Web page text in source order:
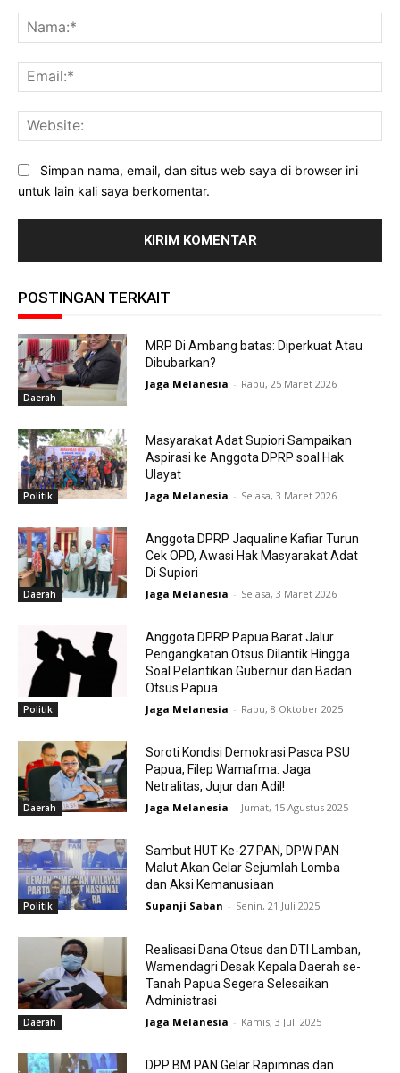
Simpan nama, email, dan situs web saya di browser ini
untuk lain kali saya berkomentar.
POSTINGAN TERKAIT
Daerah
MRP Di Ambang batas: Diperkuat Atau
Dibubarkan?
Jaga Melanesia - Rabu, 25 Maret 2026
Politik
Masyarakat Adat Supiori Sampaikan
Aspirasi ke Anggota DPRP soal Hak
Ulayat
Jaga Melanesia - Selasa, 3 Maret 2026
Daerah
Anggota DPRP Jaqualine Kafiar Turun
Cek OPD, Awasi Hak Masyarakat Adat
Di Supiori
Jaga Melanesia - Selasa, 3 Maret 2026
Politik
Anggota DPRP Papua Barat Jalur
Pengangkatan Otsus Dilantik Hingga
Soal Pelantikan Gubernur dan Badan
Otsus Papua
Jaga Melanesia - Rabu, 8 Oktober 2025
Daerah
Soroti Kondisi Demokrasi Pasca PSU
Papua, Filep Wamafma: Jaga
Netralitas, Jujur dan Adil!
Jaga Melanesia - Jumat, 15 Agustus 2025
Politik
Sambut HUT Ke-27 PAN, DPW PAN
Malut Akan Gelar Sejumlah Lomba
dan Aksi Kemanusiaan
Supanji Saban - Senin, 21 Juli 2025
Daerah
Realisasi Dana Otsus dan DTI Lamban,
Wamendagri Desak Kepala Daerah se-
Tanah Papua Segera Selesaikan
Administrasi
Jaga Melanesia - Kamis, 3 Juli 2025
DPP BM PAN Gelar Rapimnas dan